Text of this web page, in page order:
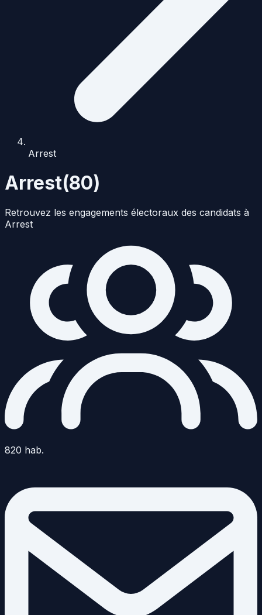
Arrest
Arrest(80)
Retrouvez les engagements électoraux des candidats à
Arrest
820 hab.